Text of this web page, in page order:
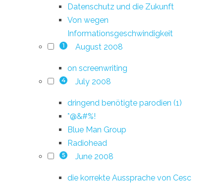
Datenschutz und die Zukunft
Von wegen
Informationsgeschwindigkeit
1 August 2008
on screenwriting
4 July 2008
dringend benötigte parodien (1)
*@&#%!
Blue Man Group
Radiohead
5 June 2008
die korrekte Aussprache von Cesc